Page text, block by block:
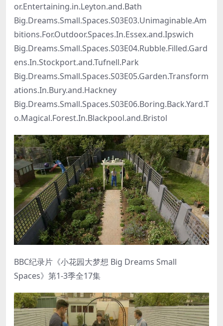
or.Entertaining.in.Leyton.and.Bath
Big.Dreams.Small.Spaces.S03E03.Unimaginable.Am
bitions.For.Outdoor.Spaces.In.Essex.and.Ipswich
Big.Dreams.Small.Spaces.S03E04.Rubble.Filled.Gard
ens.In.Stockport.and.Tufnell.Park
Big.Dreams.Small.Spaces.S03E05.Garden.Transform
ations.In.Bury.and.Hackney
Big.Dreams.Small.Spaces.S03E06.Boring.Back.Yard.T
o.Magical.Forest.In.Blackpool.and.Bristol
BBC纪录片《小花园大梦想 Big Dreams Small
Spaces》第1-3季全17集